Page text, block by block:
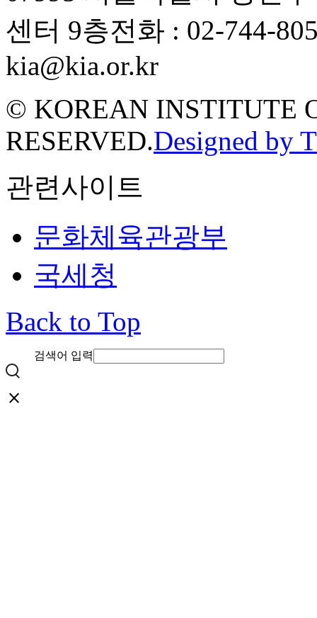
센터 9층전화 : 02-744-
kia@kia.or.kr
© KOREAN INSTITUTE
RESERVED.Designed by
관련사이트
문화체육관광부
국세청
Back to Top
검색어 입력
close